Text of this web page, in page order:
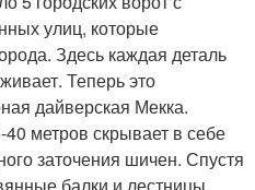
улиц, которые
Здесь каждая деталь
Теперь это
дайверская Мекка.
метров скрывает в себе
заточения шичен. Спустя